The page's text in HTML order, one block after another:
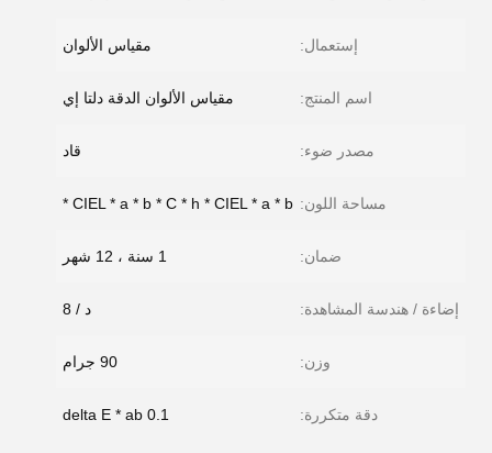
إستعمال: مقياس الألوان
اسم المنتج: مقياس الألوان الدقة دلتا إي
مصدر ضوء: قاد
مساحة اللون: CIEL * a * b * C * h * CIEL * a * b *
ضمان: 1 سنة ، 12 شهر
إضاءة / هندسة المشاهدة: د / 8
وزن: 90 جرام
دقة متكررة: delta E * ab 0.1